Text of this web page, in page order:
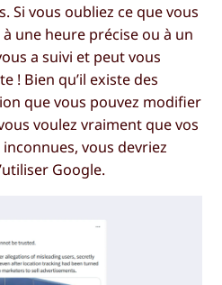
Si vous oubliez ce que vous
une heure précise ou à un
a suivi et peut vous
! Bien qu’il existe des
que vous pouvez modifier
voulez vraiment que vos
vous devriez
Google.